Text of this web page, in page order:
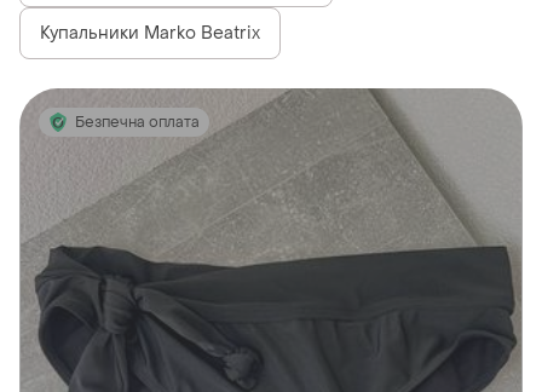
Купальники Marko Beatrix
Безпечна оплата